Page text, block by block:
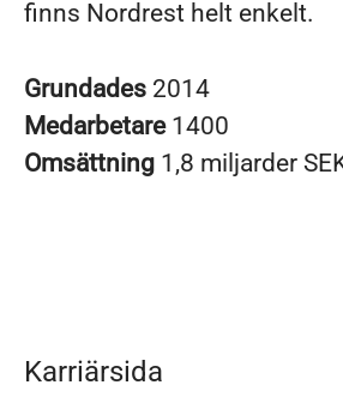
finns Nordrest helt enkelt.
Grundades 2014
Medarbetare 1400
Omsättning 1,8 miljarder
Karriärsida